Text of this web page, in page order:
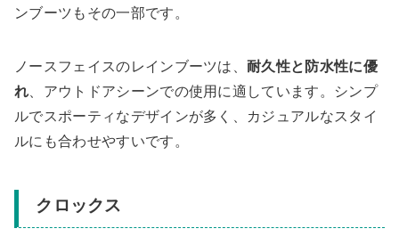
ンブーツもその一部です。
ノースフェイスのレインブーツは、耐久性と防水性に優
れ 、アウトドアシーンでの使用に適しています。シンプ
ルでスポーティなデザインが多く、カジュアルなスタイ
ルにも合わせやすいです。
クロックス